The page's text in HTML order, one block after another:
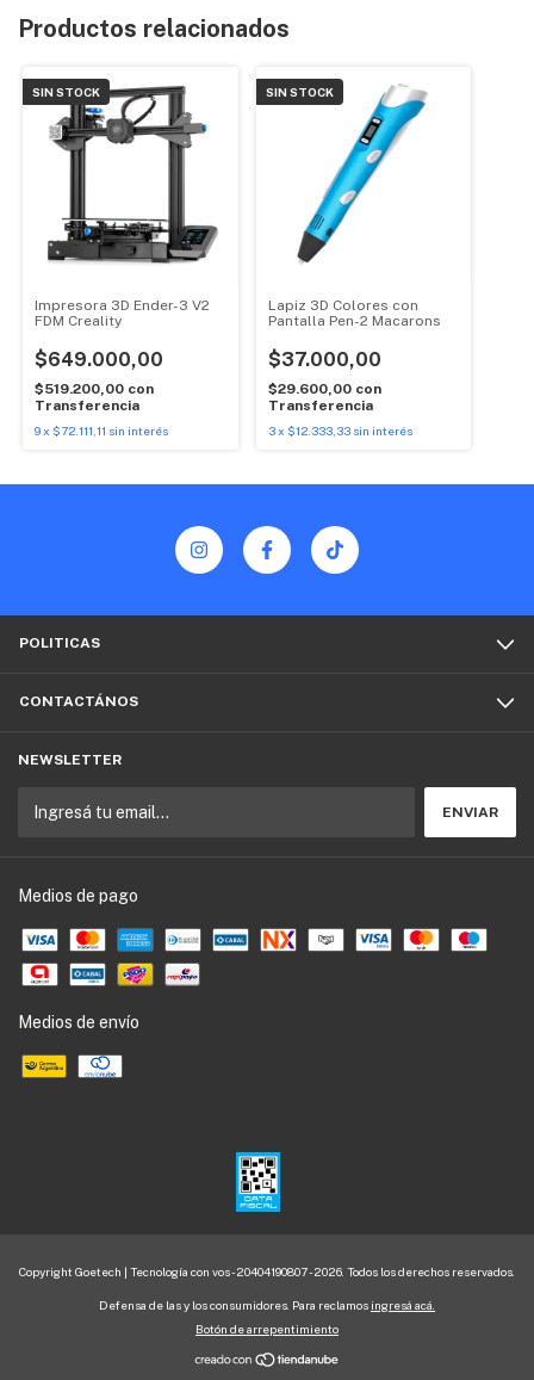
Productos relacionados
SIN STOCK
Impresora 3D Ender-3 V2
FDM Creality
$649.000,00
$519.200,00 con
Transferencia
9x $72.111,11 sin interés
SIN STOCK
Lapiz 3D Colores con
Pantalla Pen-2 Macarons
$37.000,00
$29.600,00 con
Transferencia
3 x $12.333,33 sin interés
POLITICAS
CONTACTÁNOS
NEWSLETTER
Medios de pago
Medios de envío
Copyright Goetech | Tecnología con vos - 20404190807 - 2026. Todos los derechos reservados.
Defensa de las y los consumidores. Para reclamos ingresá acá.
Botón de arrepentimiento